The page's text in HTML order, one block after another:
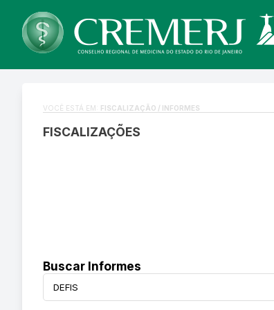
VOCÊ ESTÁ EM: FISCALIZAÇÃO / INFORMES
FISCALIZAÇÕES
Buscar Informes